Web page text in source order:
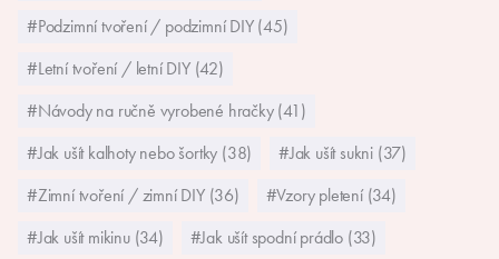
#Podzimní tvoření / podzimní DIY (45)
#Letní tvoření / letní DIY (42)
#Návody na ručně vyrobené hračky (41)
#Jak ušít kalhoty nebo šortky (38)
#Jak ušít sukni (37)
#Zimní tvoření / zimní DIY (36)
#Vzory pletení (34)
#Jak ušít mikinu (34)
#Jak ušít spodní prádlo (33)